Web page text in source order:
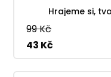
Hrajeme si,
99 Kč
43 Kč